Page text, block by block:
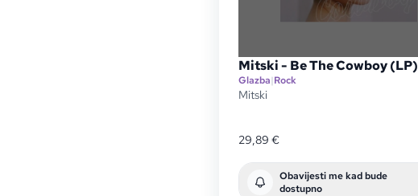
Mitski - Be The Cowboy (LP)
Glazba|Rock
Mitski
29,89 €
Obavijesti me kad bude
dostupno